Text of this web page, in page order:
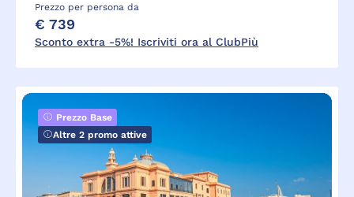
Prezzo per persona da
€ 739
Sconto extra -5%! Iscriviti ora al ClubPiù
Prezzo Base
Altre 2 promo attive